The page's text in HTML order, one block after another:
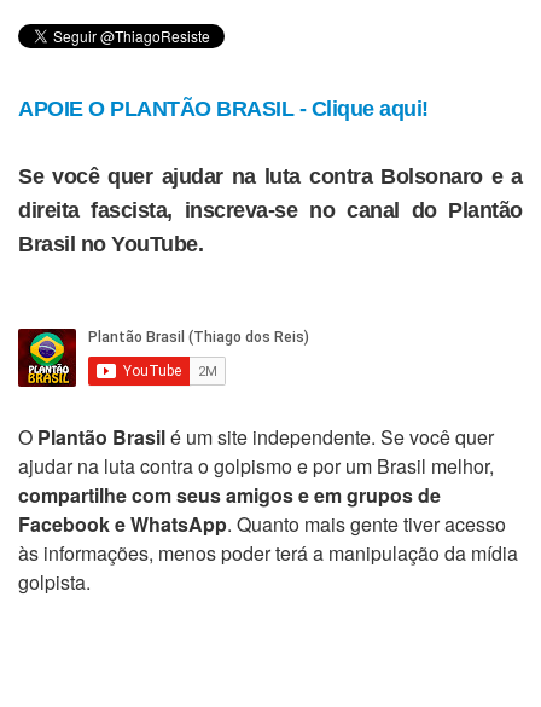
APOIE O PLANTÃO BRASIL - Clique aqui!
Se você quer ajudar na luta contra Bolsonaro e a
direita fascista, inscreva-se no canal do Plantão
Brasil no YouTube.
O Plantão Brasilé um site independente. Se você quer
ajudar na luta contra o golpismo e por um Brasil melhor,
compartilhe com seus amigos e em grupos de
Facebook e WhatsApp. Quanto mais gente tiver acesso
às informações, menos poder terá a manipulação da mídia
golpista.